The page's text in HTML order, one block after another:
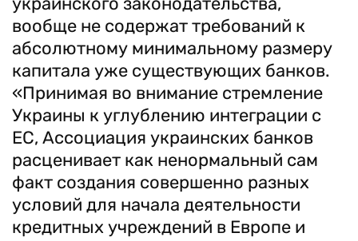
вообще не содержат требований к
абсолютному минимальному размеру
капитала уже существующих банков.
«Принимая во внимание стремление
Украины к углублению интеграции с
ЕС, Ассоциация украинских банков
расценивает как ненормальный сам
факт создания совершенно разных
условий для начала деятельности
кредитных учреждений в Европе и